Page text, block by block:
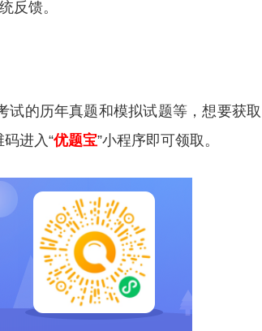
反馈。
试的历年真题和模拟试题等，想要获取
进入“优题宝”小程序即可领取。